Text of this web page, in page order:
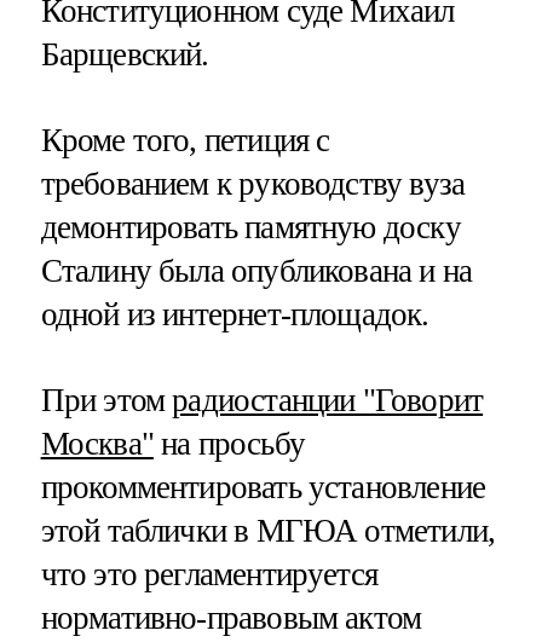
Конституционном суде Михаил
Барщевский.
Кроме того, петиция с
требованием к руководству вуза
демонтировать памятную доску
Сталину была опубликована и на
одной из интернет-площадок.
При этомрадиостанции "Говорит
Москва"на просьбу
прокомментировать установление
этой таблички в МГЮА отметили,
что это регламентируется
нормативно-правовым актом